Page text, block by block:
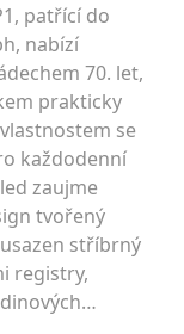
patřící do
nabízí
70. let,
prakticky
se
každodenní
zaujme
tvořený
stříbrný
registry,